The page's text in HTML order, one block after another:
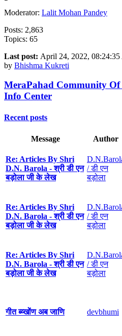
Moderator: Lalit Mohan Pandey
Posts: 2,863
Topics: 65
Last post: April 24, 2022,
by Bhishma Kukreti
MeraPahad Community
Info Center
Recent posts
Message Author
Re: Articles By Shri
D.N. Barola - श्री डी एन
बड़ोला जी के लेख
/ डी एन
बड़ोला
Re: Articles By Shri
D.N. Barola - श्री डी एन
बड़ोला जी के लेख
/ डी एन
बड़ोला
Re: Articles By Shri
D.N. Barola - श्री डी एन
बड़ोला जी के लेख
/ डी एन
बड़ोला
गीत ब्य्खोंण अब जाणि devbhumi